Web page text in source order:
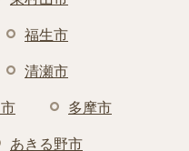
福生市
清瀬市
多摩市
あきる野市